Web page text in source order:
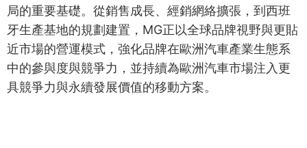
局的重要基礎。從銷售成長、經銷網絡擴張，到西班
牙生產基地的規劃建置，MG正以全球品牌視野與更貼
近市場的營運模式，強化品牌在歐洲汽車產業生態系
中的參與度與競爭力，並持續為歐洲汽車市場注入更
具競爭力與永續發展價值的移動方案。